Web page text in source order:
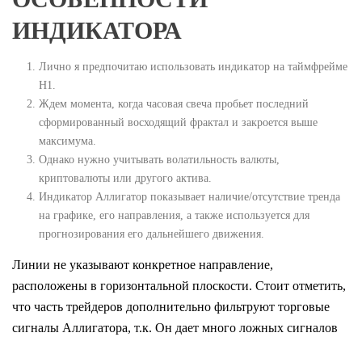
ИНДИКАТОРА
Лично я предпочитаю использовать индикатор на таймфрейме
Н1.
Ждем момента, когда часовая свеча пробьет последний
сформированный восходящий фрактал и закроется выше
максимума.
Однако нужно учитывать волатильность валюты,
криптовалюты или другого актива.
Индикатор Аллигатор показывает наличие/отсутствие тренда
на графике, его направления, а также используется для
прогнозирования его дальнейшего движения.
Линии не указывают конкретное направление,
расположены в горизонтальной плоскости. Стоит отметить,
что часть трейдеров дополнительно фильтруют торговые
сигналы Аллигатора, т.к. Он дает много ложных сигналов